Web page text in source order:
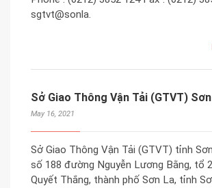
sgtvt@sonla.
Sở Giao Thông Vận Tải (GTVT)
May 16, 2021
Sở Giao Thông Vận Tải (GTVT) tỉnh
số 188 đường Nguyễn Lương Bằng, tổ
Quyết Thắng, thành phố Sơn La, tỉnh